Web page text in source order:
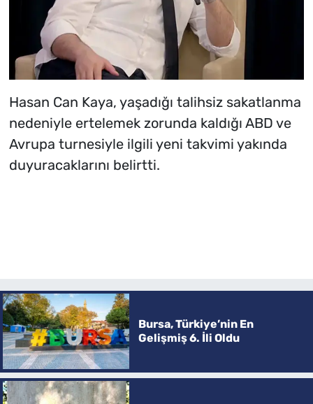
Hasan Can Kaya, yaşadığı talihsiz sakatlanma
nedeniyle ertelemek zorunda kaldığı ABD ve
Avrupa turnesiyle ilgili yeni takvimi yakında
duyuracaklarını belirtti.
Bursa, Türkiye’nin En
Gelişmiş 6. İli Oldu